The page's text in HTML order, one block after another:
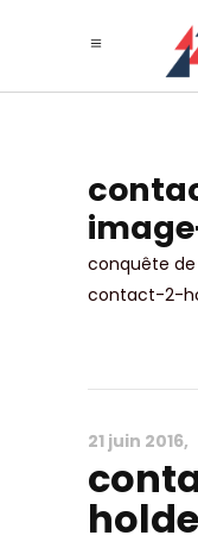
conquête
contact-2-
21 juin 2016